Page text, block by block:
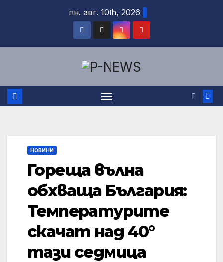
пн. авг. 10th, 2026
НОВИНИ
Гореща вълна
обхваща България:
Температурите
скачат над 40°
тази седмица